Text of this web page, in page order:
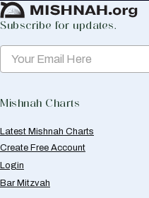
Subscribe for updates.
Mishnah Charts
Latest Mishnah Charts
Create Free Account
Login
Bar Mitzvah